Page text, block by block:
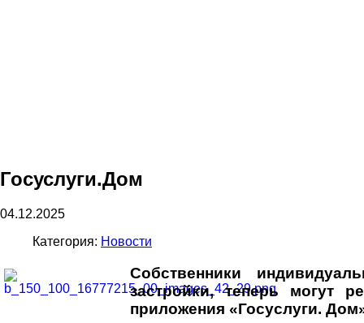
Госуслуги.Дом
04.12.2025
Категория: Новости
Собственники
застройки, теперь могут
приложения «Госуслуги.